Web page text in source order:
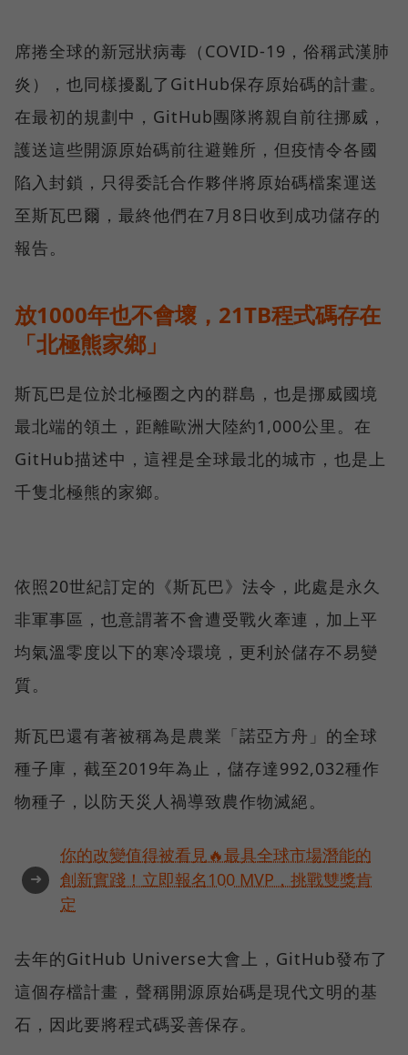
席捲全球的新冠狀病毒（COVID-19，俗稱武漢肺
炎），也同樣擾亂了GitHub保存原始碼的計畫。
在最初的規劃中，GitHub團隊將親自前往挪威，
護送這些開源原始碼前往避難所，但疫情令各國
陷入封鎖，只得委託合作夥伴將原始碼檔案運送
至斯瓦巴爾，最終他們在7月8日收到成功儲存的
報告。
放1000年也不會壞，21TB程式碼存在
「北極熊家鄉」
斯瓦巴是位於北極圈之內的群島，也是挪威國境
最北端的領土，距離歐洲大陸約1,000公里。在
GitHub描述中，這裡是全球最北的城市，也是上
千隻北極熊的家鄉。
依照20世紀訂定的《斯瓦巴》法令，此處是永久
非軍事區，也意謂著不會遭受戰火牽連，加上平
均氣溫零度以下的寒冷環境，更利於儲存不易變
質。
斯瓦巴還有著被稱為是農業「諾亞方舟」的全球
種子庫，截至2019年為止，儲存達992,032種作
物種子，以防天災人禍導致農作物滅絕。
➜
你的改變值得被看見🔥最具全球市場潛能的
創新實踐！立即報名100 MVP，挑戰雙獎肯
定
去年的GitHub Universe大會上，GitHub發布了
這個存檔計畫，聲稱開源原始碼是現代文明的基
石，因此要將程式碼妥善保存。